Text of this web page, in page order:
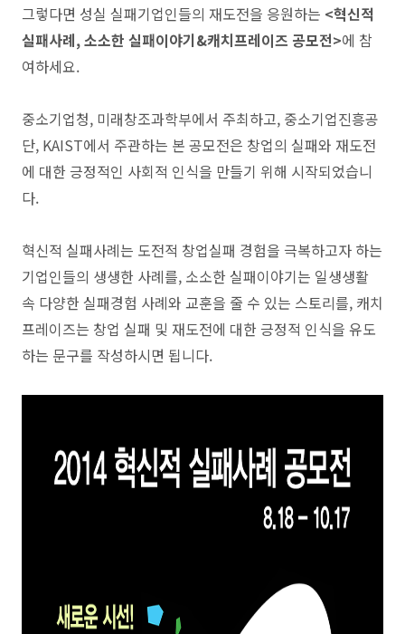
그렇다면 성실 실패기업인들의 재도전을 응원하는 <혁신적
실패사례, 소소한 실패이야기&캐치프레이즈 공모전>에 참
여하세요.
중소기업청, 미래창조과학부에서 주최하고, 중소기업진흥공
단, KAIST에서 주관하는 본 공모전은 창업의 실패와 재도전
에 대한 긍정적인 사회적 인식을 만들기 위해 시작되었습니
다.
혁신적 실패사례는 도전적 창업실패 경험을 극복하고자 하는
기업인들의 생생한 사례를, 소소한 실패이야기는 일생생활
속 다양한 실패경험 사례와 교훈을 줄 수 있는 스토리를, 캐치
프레이즈는 창업 실패 및 재도전에 대한 긍정적 인식을 유도
하는 문구를 작성하시면 됩니다.